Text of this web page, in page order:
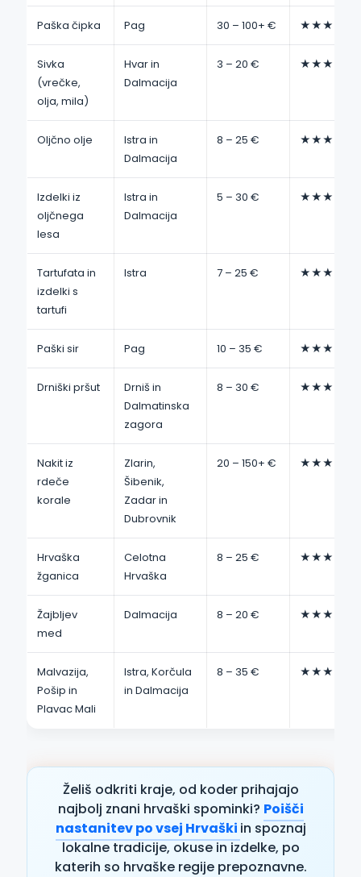
Paška čipka Pag 30 – 100+ € ★★★★★
Sivka
(vrečke,
olja, mila)
Hvar in
Dalmacija
3 – 20 € ★★★★★
Oljčno olje
Istra in
Dalmacija
8 – 25 € ★★★★☆
Izdelki iz
oljčnega
lesa
Istra in
Dalmacija
5 – 30 € ★★★★☆
Tartufata in
izdelki s
tartufi
Istra 7 – 25 € ★★★★☆
Paški sir Pag 10 – 35 € ★★★★☆
Drniški pršut
Drniš in
Dalmatinska
zagora
8 – 30 € ★★★★☆
Nakit iz
rdeče
korale
Zlarin,
Šibenik,
Zadar in
Dubrovnik
20 – 150+ € ★★★★★
Hrvaška
žganica
Celotna
Hrvaška
8 – 25 € ★★★★☆
Žajbljev
med
Dalmacija 8 – 20 € ★★★★★
Malvazija,
Pošip in
Plavac Mali
Istra, Korčula
in Dalmacija
8 – 35 € ★★★★☆
Želiš odkriti kraje, od koder prihajajo
najbolj znani hrvaški spominki? Poišči
nastanitev po vsej Hrvaški in spoznaj
lokalne tradicije, okuse in izdelke, po
katerih so hrvaške regije prepoznavne.